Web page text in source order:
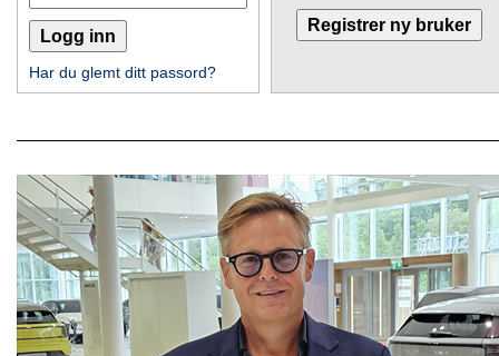
Har du glemt ditt passord?